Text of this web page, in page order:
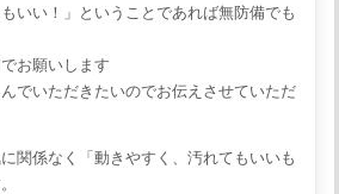
いい！」ということであれば無防備でも
お願いします
でいただきたいのでお伝えさせていただ
関係なく「動きやすく、汚れてもいいも